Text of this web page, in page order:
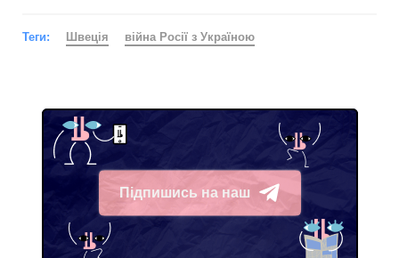
Теги: Швеція війна Росії з Україною
Підпишись на наш
Telegram